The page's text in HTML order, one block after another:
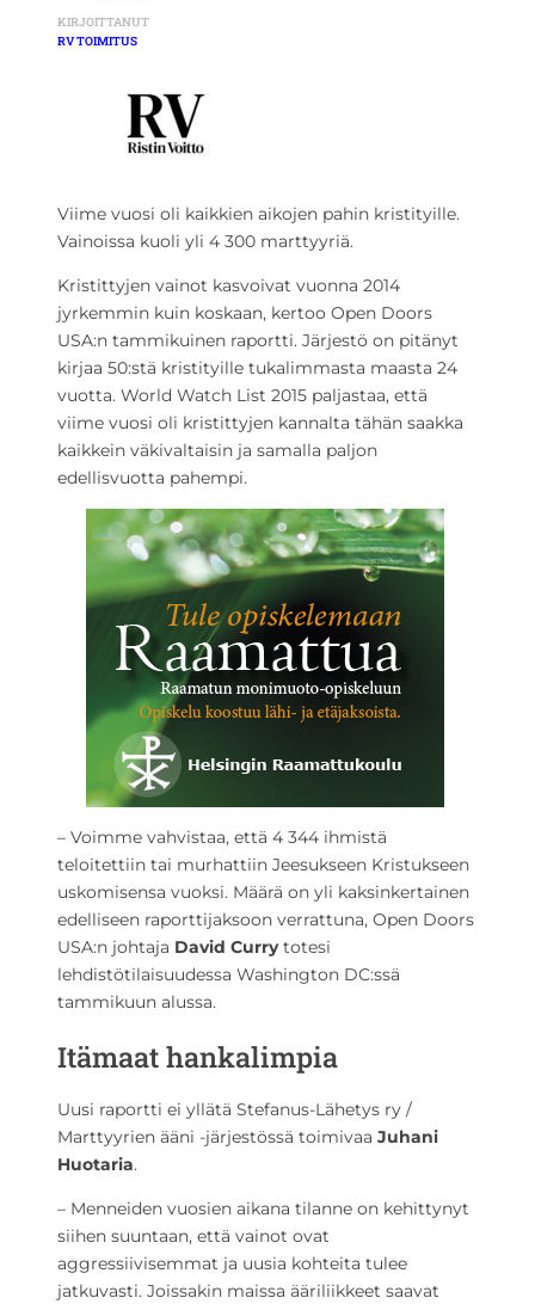
KIRJOITTANUT
RV TOIMITUS
Viime vuosi oli kaikkien aikojen pahin kristityille.
Vainoissa kuoli yli 4 300 marttyyriä.
Kristittyjen vainot kasvoivat vuonna 2014
jyrkemmin kuin koskaan, kertoo Open Doors
USA:n tammikuinen raportti. Järjestö on pitänyt
kirjaa 50:stä kristityille tukalimmasta maasta 24
vuotta. World Watch List 2015 paljastaa, että
viime vuosi oli kristittyjen kannalta tähän saakka
kaikkein väkivaltaisin ja samalla paljon
edellisvuotta pahempi.
– Voimme vahvistaa, että 4 344 ihmistä
teloitettiin tai murhattiin Jeesukseen Kristukseen
uskomisensa vuoksi. Määrä on yli kaksinkertainen
edelliseen raporttijaksoon verrattuna, Open Doors
USA:n johtaja David Currytotesi
lehdistötilaisuudessa Washington DC:ssä
tammikuun alussa.
Itämaat hankalimpia
Uusi raportti ei yllätä Stefanus-Lähetys ry /
Marttyyrien ääni -järjestössä toimivaa Juhani
Huotaria.
– Menneiden vuosien aikana tilanne on kehittynyt
siihen suuntaan, että vainot ovat
aggressiivisemmat ja uusia kohteita tulee
jatkuvasti. Joissakin maissa ääriliikkeet saavat